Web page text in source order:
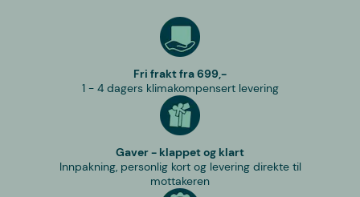
Fri frakt fra 699,-
1 - 4 dagers klimakompensert levering
Gaver - klappet og klart
Innpakning, personlig kort og levering direkte til
mottakeren